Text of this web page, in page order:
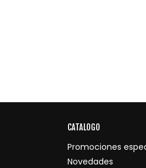
CATALOGO
Promociones
Novedades